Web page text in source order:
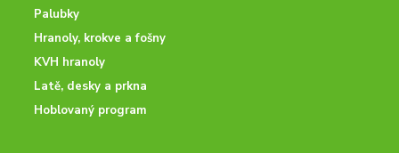
Palubky
Hranoly, krokve a fošny
KVH hranoly
Latě, desky a prkna
Hoblovaný program